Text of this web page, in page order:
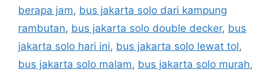
berapa jam, bus jakarta solo dari kampung
rambutan, bus jakarta solo double decker, bus
jakarta solo hari ini, bus jakarta solo lewat tol,
bus jakarta solo malam, bus jakarta solo murah,